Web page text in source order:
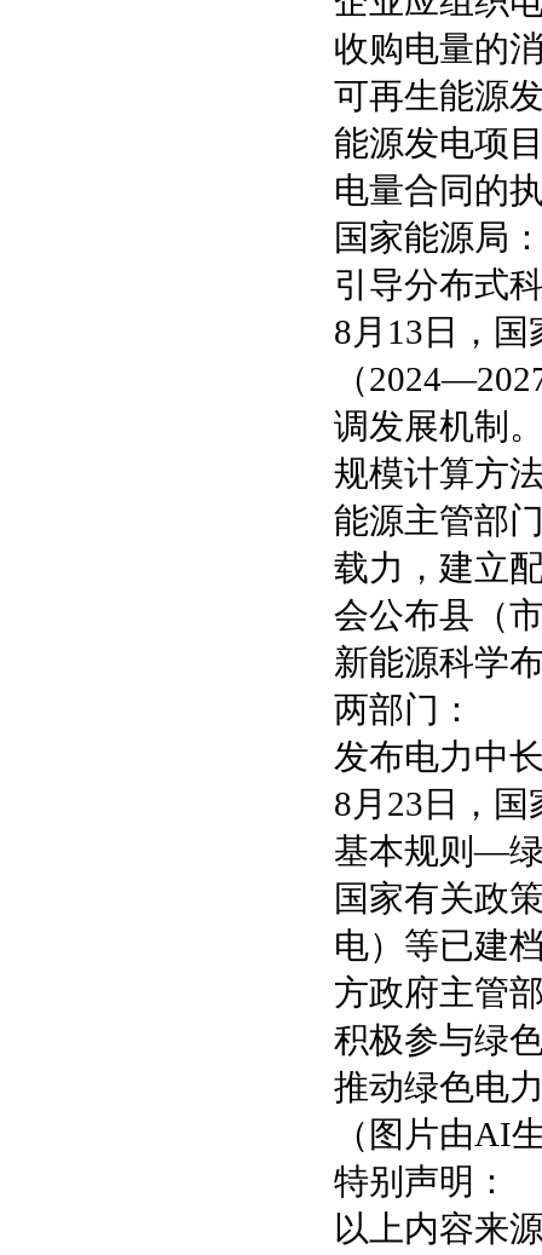
收购电量的
可再生能源
能源发电项
电量合同的
国家能源局
引导分布式
8月13日，
（
调发展机制
规模计算方
能源主管部
载力，建立
会公布县（
新能源科学
两部门：
发布电力中
8月23日，
基本规则—
国家有关政
电）等已建
方政府主管
积极参与绿
推动绿色电
（图片由AI
特别声明：
以上内容来